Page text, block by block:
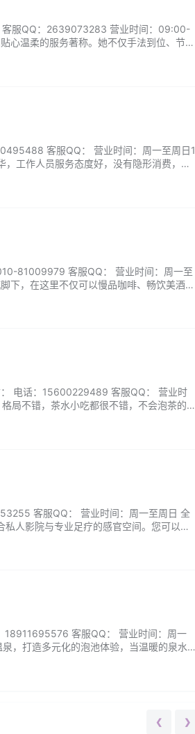
客服QQ：2639073283 营业时间：09:00-
心温柔的服务著称。她不仅手法到位、节奏
客服QQ： 营业时间：周一至周日1
工作人员服务态度好，没有隐形消费，技
81009979 客服QQ： 营业时间：周一至
下，在这里不仅可以慢品咖啡、畅饮美酒，
电话：15600229489 客服QQ： 营业时
局不错，茶水小吃都很不错，不会泡茶的
客服QQ： 营业时间：周一至周日 全
人影院与专业足疗的感官空间。您可以舒
18911695576 客服QQ： 营业时间：周一
，打造多元化的泡池体验，当温暖的泉水
❮ ❯